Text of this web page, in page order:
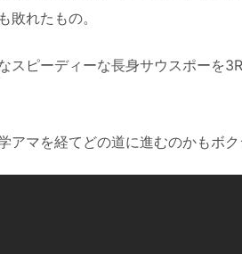
敗れたもの。
スピーディーな長身サウスポーを
アマを経てどの道に進むのかもボ